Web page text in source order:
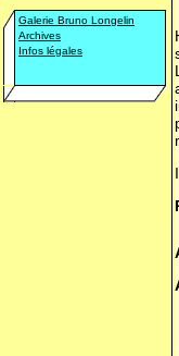
Galerie Bruno Longelin
Archives
Infos légales